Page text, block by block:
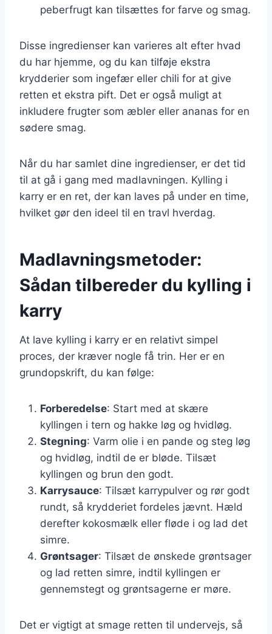
peberfrugt kan tilsættes for farve og smag.
Disse ingredienser kan varieres alt efter hvad
du har hjemme, og du kan tilføje ekstra
krydderier som ingefær eller chili for at give
retten et ekstra pift. Det er også muligt at
inkludere frugter som æbler eller ananas for en
sødere smag.
Når du har samlet dine ingredienser, er det tid
til at gå i gang med madlavningen. Kylling i
karry er en ret, der kan laves på under en time,
hvilket gør den ideel til en travl hverdag.
Madlavningsmetoder:
Sådan tilbereder du kylling i
karry
At lave kylling i karry er en relativt simpel
proces, der kræver nogle få trin. Her er en
grundopskrift, du kan følge:
Forberedelse: Start med at skære
kyllingen i tern og hakke løg og hvidløg.
Stegning: Varm olie i en pande og steg løg
og hvidløg, indtil de er bløde. Tilsæt
kyllingen og brun den godt.
Karrysauce: Tilsæt karrypulver og rør godt
rundt, så krydderiet fordeles jævnt. Hæld
derefter kokosmælk eller fløde i og lad det
simre.
Grøntsager: Tilsæt de ønskede grøntsager
og lad retten simre, indtil kyllingen er
gennemstegt og grøntsagerne er møre.
Det er vigtigt at smage retten til undervejs, så